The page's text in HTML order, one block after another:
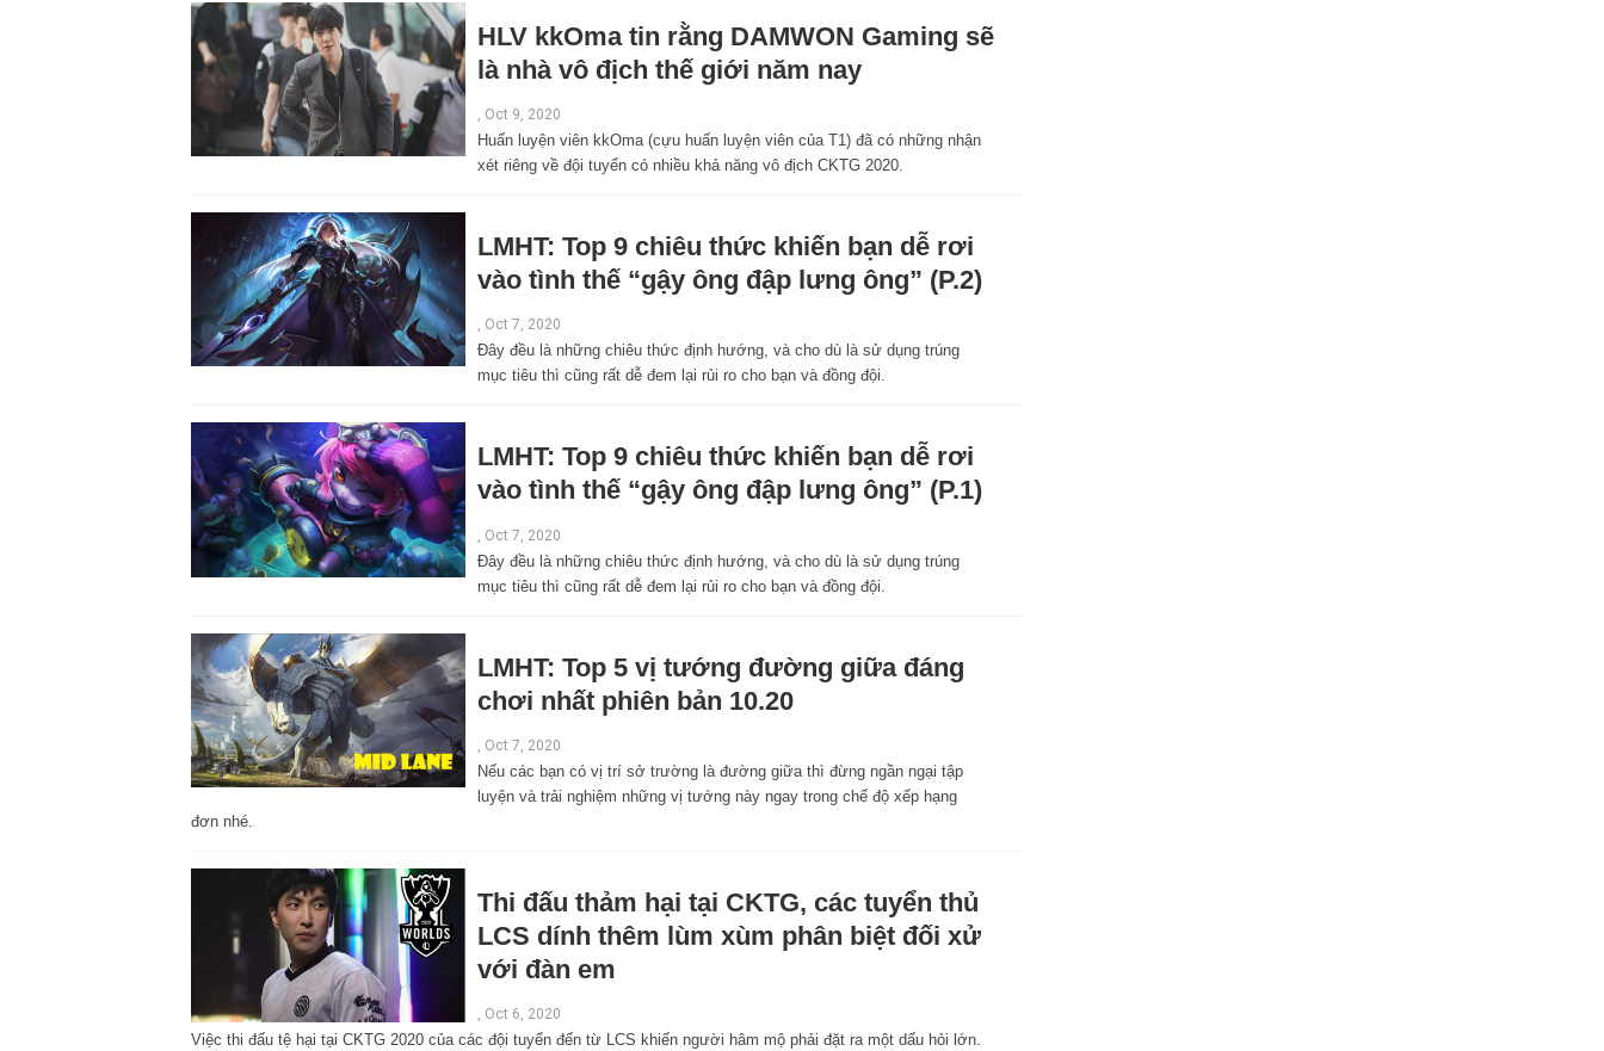
HLV kkOma tin rằng DAMWON Gaming sẽ
là nhà vô địch thế giới năm nay
, Oct 9, 2020
Huấn luyện viên kkOma (cựu huấn luyện viên của T1) đã có những nhận
xét riêng về đội tuyển có nhiều khả năng vô địch CKTG 2020.
LMHT: Top 9 chiêu thức khiến bạn dễ rơi
vào tình thế “gậy ông đập lưng ông” (P.2)
, Oct 7, 2020
Đây đều là những chiêu thức định hướng, và cho dù là sử dụng trúng
mục tiêu thì cũng rất dễ đem lại rủi ro cho bạn và đồng đội.
LMHT: Top 9 chiêu thức khiến bạn dễ rơi
vào tình thế “gậy ông đập lưng ông” (P.1)
Oct 7, 2020
Đây đều là những chiêu thức định hướng, và cho dù là sử dụng trúng
mục tiêu thì cũng rất dễ đem lại rủi ro cho bạn và đồng đội.
LMHT: Top 5 vị tướng đường giữa đáng
chơi nhất phiên bản 10.20
Oct 7, 2020
Nếu các bạn có vị trí sở trường là đường giữa thì đừng ngần ngại tập
luyện và trải nghiệm những vị tướng này ngay trong chế độ xếp hạng
đơn nhé.
Thi đấu thảm hại tại CKTG, các tuyển thủ
LCS dính thêm lùm xùm phân biệt đối xử
với đàn em
, Oct 6, 2020
Việc thi đấu tệ hại tại CKTG 2020 của các đội tuyển đến từ LCS khiến người hâm mộ phải đặt ra một dấu hỏi lớn.